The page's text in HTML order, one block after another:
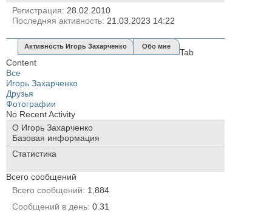
Регистрация
28.02.2010
Последняя активность 21.03.2023 14:22
Активность Игорь Захарченко Обо мне
Tab
Content
Все
Игорь Захарченко
Друзья
Фотографии
No Recent Activity
О Игорь Захарченко
Базовая информация
Статистика
Всего сообщений
Всего сообщений
1,884
Сообщений в день 0.31